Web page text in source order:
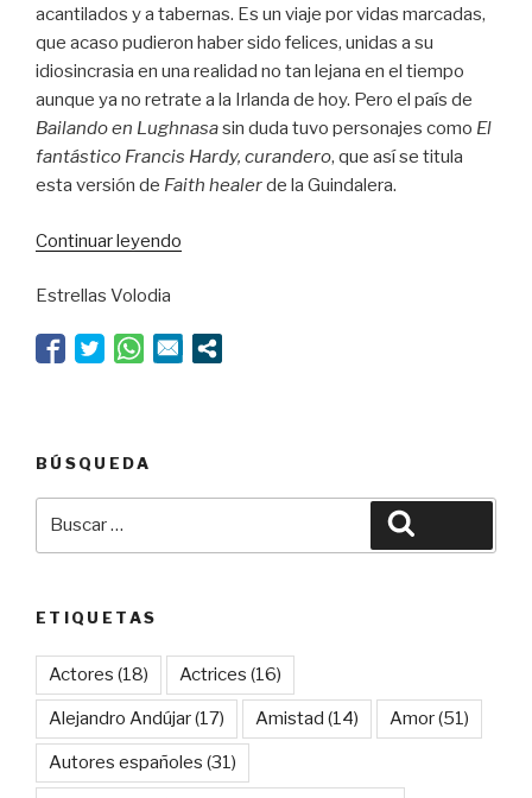
acantilados y a tabernas. Es un viaje por vidas marcadas,
que acaso pudieron haber sido felices, unidas a su
idiosincrasia en una realidad no tan lejana en el tiempo
aunque ya no retrate a la Irlanda de hoy. Pero el país de
Bailando en Lughnasasin duda tuvo personajes como El
fantástico Francis Hardy, curandero, que así se titula
esta versión de Faith healerde la Guindalera.
Continuar leyendo
vida”
Estrellas Volodia
BÚSQUEDA
ETIQUETAS
Actores (18) Actrices (16)
Alejandro Andújar(17) Amistad (14) Amor(51)
Autores españoles (31)